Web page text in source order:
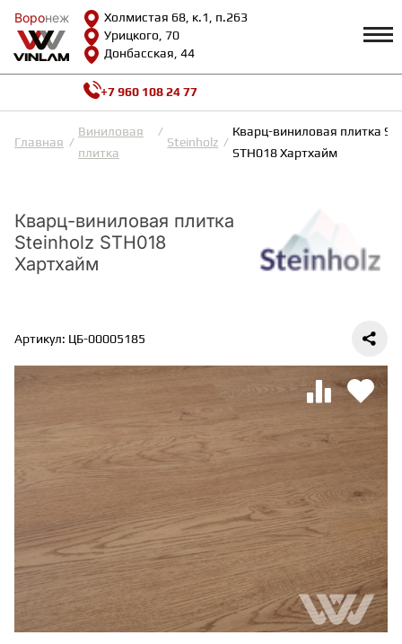
Воронеж
Холмистая 68, к.1, п.263
Урицкого, 70
Донбасская, 44
Воронеж
КАТАЛОГ Профиль
Вопросы и ответы
Видеообзоры
Полезная информация
Как выбрать
Контакты
ЛАМИНАТ
ПАРКЕТНАЯ ДОСКА
ТЕРРАСНАЯ ДОСКА
КОВРОВАЯ ПЛИТКА
МОДУЛЬНЫЕ ПВХ
ПОДЛОЖКА
+7 960 108 24 77
Главная
Виниловая
плитка
Steinholz
Кварц-виниловая плитка
STH018 Хартхайм
Кварц-виниловая плитка
Steinholz STH018
Хартхайм
Артикул: ЦБ-00005185